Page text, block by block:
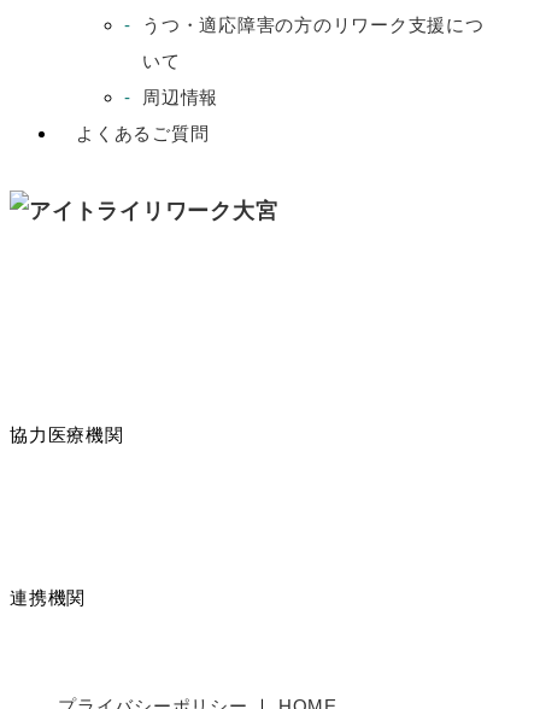
うつ・適応障害の方のリワーク支援につ
いて
周辺情報
よくあるご質問
協力医療機関
連携機関